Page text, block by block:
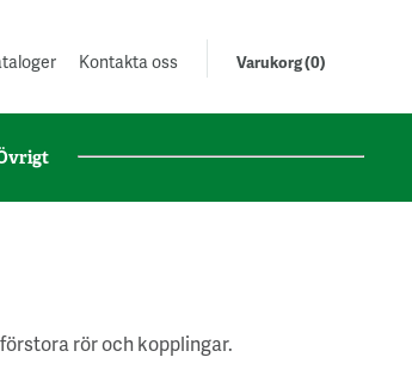
Varukorg (0)
Kontakta oss
rör och kopplingar.